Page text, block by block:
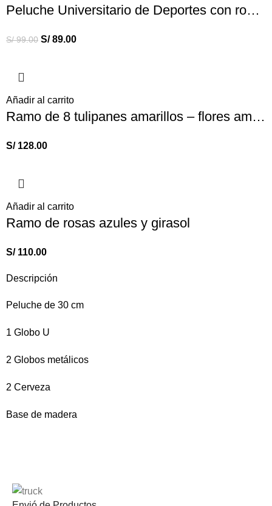
Peluche Universitario de Deportes con rosas eternas
S/99.00 S/89.00
Añadir al carrito
Ramo de 8 tulipanes amarillos – flores amarillas
S/128.00
Añadir al carrito
Ramo de rosas azules y girasol
S/110.00
Descripción
Peluche de 30 cm
1 Globo U
2 Globos metálicos
2 Cerveza
Base de madera